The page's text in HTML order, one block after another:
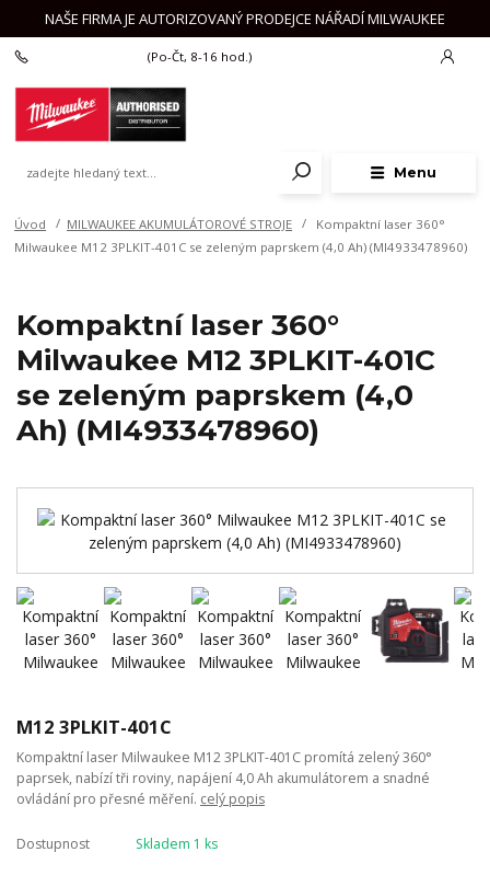
NAŠE FIRMA JE AUTORIZOVANÝ PRODEJCE NÁŘADÍ MILWAUKEE
Menu
(Po-Čt, 8-16 hod.)
Úvod MILWAUKEE AKUMULÁTOROVÉ STROJE
Kompaktní laser 360°
Milwaukee M12 3PLKIT-401C se zeleným paprskem (4,0 Ah) (MI4933478960)
Kompaktní laser 360°
Milwaukee M12 3PLKIT-401C
se zeleným paprskem (4,0
Ah) (MI4933478960)
M12 3PLKIT-401C
Kompaktní laser Milwaukee M12 3PLKIT-401C promítá zelený 360°
paprsek, nabízí tři roviny, napájení 4,0 Ah akumulátorem a snadné
ovládání pro přesné měření. celý popis
Dostupnost Skladem 1 ks